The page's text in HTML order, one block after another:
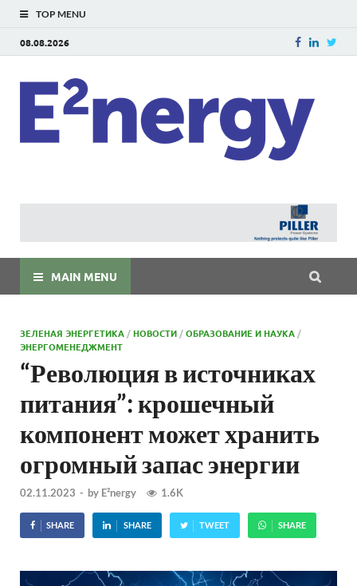
TOP MENU
08.08.2026
MAIN MENU
ЗЕЛЕНАЯ ЭНЕРГЕТИКА /НОВОСТИ /ОБРАЗОВАНИЕ И НАУКА /
ЭНЕРГОМЕНЕДЖМЕНТ
“Революция в источниках
питания”: крошечный
компонент может хранить
огромный запас энергии
02.11.2023 - by E²nergy 1.6K
SHARE SHARE TWEET SHARE